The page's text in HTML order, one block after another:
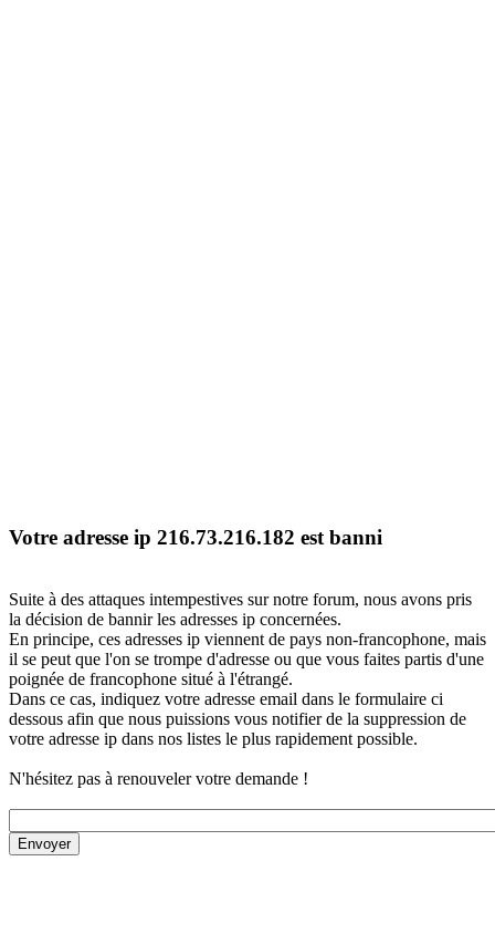
Votre adresse ip 216.73.216.182 est banni
Suite à des attaques intempestives sur notre forum, nous avons pris
la décision de bannir les adresses ip concernées.
En principe, ces adresses ip viennent de pays non-francophone, mais
il se peut que l'on se trompe d'adresse ou que vous faites partis d'une
poignée de francophone situé à l'étrangé.
Dans ce cas, indiquez votre adresse email dans le formulaire ci
dessous afin que nous puissions vous notifier de la suppression de
votre adresse ip dans nos listes le plus rapidement possible.
N'hésitez pas à renouveler votre demande !